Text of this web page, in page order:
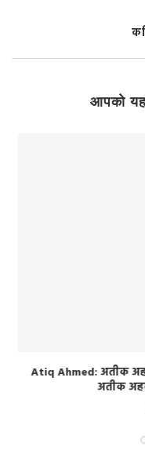
आपको
Atiq Ahmed: अतीक
अतीक